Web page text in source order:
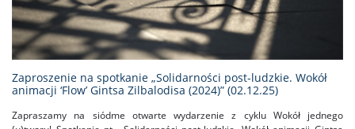
Zaproszenie na spotkanie „Solidarności post-ludzkie. Wokół
animacji ‘Flow’ Gintsa Zilbalodisa (2024)” (02.12.25)
Zapraszamy na siódme otwarte wydarzenie z cyklu Wokół jednego